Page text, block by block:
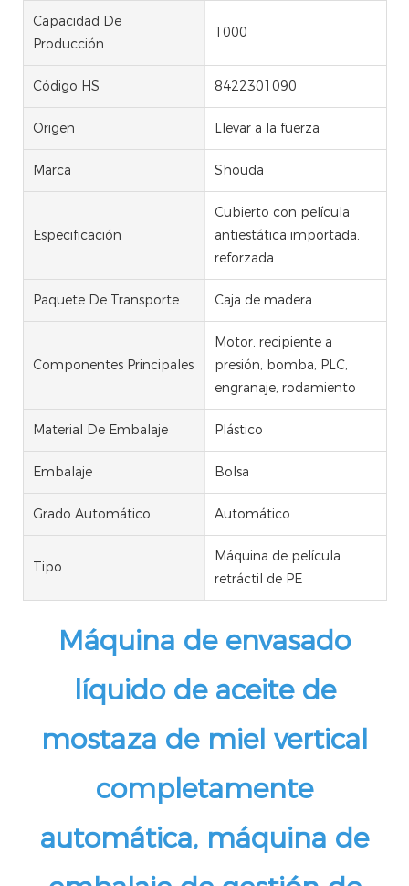
Capacidad De
Producción
1000
Código HS 8422301090
Origen Llevar a la fuerza
Marca Shouda
Especificación
Cubierto con película
antiestática importada,
reforzada.
Paquete De Transporte Caja de madera
Componentes Principales
Motor, recipiente a
presión, bomba, PLC,
engranaje, rodamiento
Material De Embalaje Plástico
Embalaje Bolsa
Grado Automático Automático
Tipo
Máquina de película
retráctil de PE
Máquina de envasado
líquido de aceite de
mostaza de miel vertical
completamente
automática, máquina de